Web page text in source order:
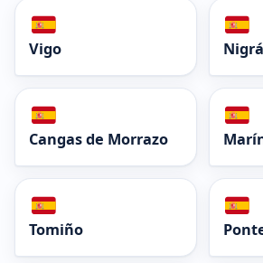
Vigo
Cangas de Morrazo
Tomiño